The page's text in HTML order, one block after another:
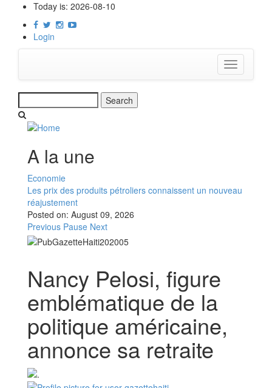
content
Today is: 2026-08-10
Login
Toggle
navigation
A la une
Economie
Les prix des produits pétroliers connaissent un nouveau
réajustement
Posted on: August 09, 2026
Previous Pause Next
Nancy Pelosi, figure
emblématique de la
politique américaine,
annonce sa retraite